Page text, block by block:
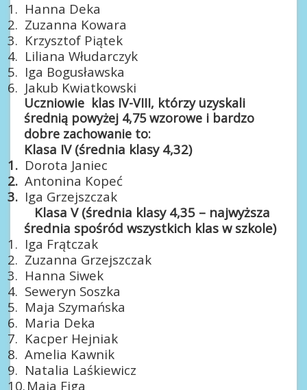
1. Hanna Deka
2. Zuzanna Kowara
3. Krzysztof Piątek
4. Liliana Włudarczyk
5. Iga Bogusławska
6. Jakub Kwiatkowski
Uczniowie klas IV-VIII, którzy uzyskali
średnią powyżej 4,75 wzorowe i bardzo
dobre zachowanie to:
Klasa IV (średnia klasy 4,32)
1. Dorota Janiec
2. Antonina Kopeć
3. Iga Grzejszczak
Klasa V (średnia klasy 4,35 – najwyższa
średnia spośród wszystkich klas w szkole)
1. Iga Frątczak
2. Zuzanna Grzejszczak
3. Hanna Siwek
4. Seweryn Soszka
5. Maja Szymańska
6. Maria Deka
7. Kacper Hejniak
8. Amelia Kawnik
9. Natalia Laśkiewicz
10. Maja Figa